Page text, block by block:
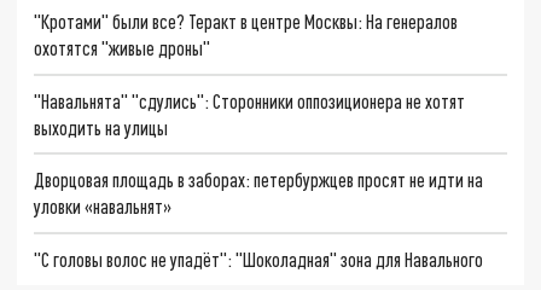
"Кротами" были все? Теракт в центре Москвы: На генералов
охотятся "живые дроны"
"Навальнята" "сдулись": Сторонники оппозиционера не хотят
выходить на улицы
Дворцовая площадь в заборах: петербуржцев просят не идти на
уловки «навальнят»
"С головы волос не упадёт": "Шоколадная" зона для Навального